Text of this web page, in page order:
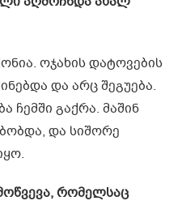
ოჯახის დატოვების
და არც შეგუება.
გაქრა. მაშინ
და სიშორე
რომელსაც